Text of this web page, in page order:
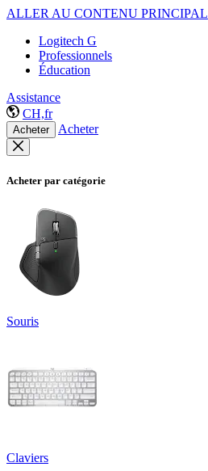
ALLER AU CONTENU PRINCIPAL
Logitech G
Professionnels
Éducation
Assistance
CH,fr
Acheter Acheter
Acheter par catégorie
Souris
Claviers